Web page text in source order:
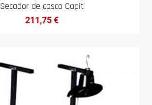
Secador de casco Capit
211,75€